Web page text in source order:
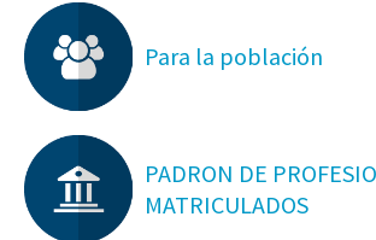
Para la población
PADRON DE
MATRICULADOS